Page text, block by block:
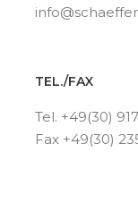
TEL./FAX
Tel. +49(30)
Fax +49(30)